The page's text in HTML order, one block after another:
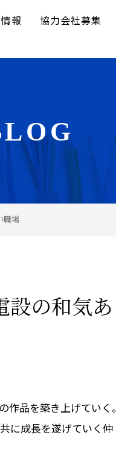
報 協力会社募集
職場
設の和気あ
品を築き上げていく。
に成長を遂げていく仲